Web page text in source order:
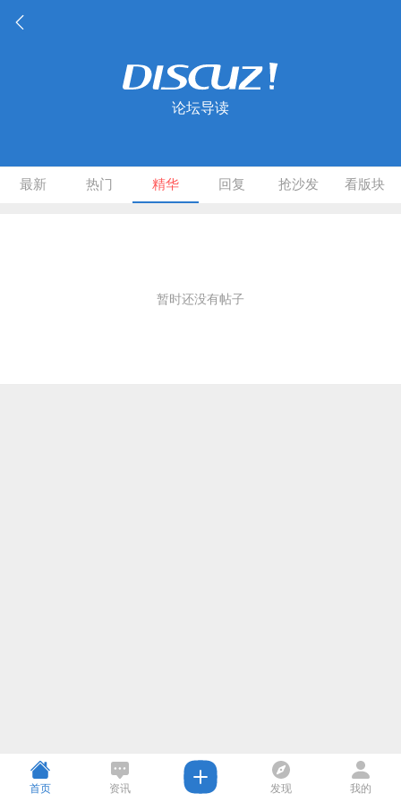
论坛导读
最新 热门 精华 回复 抢沙发 看版块
暂时还没有帖子
首页 资讯 发现 我的